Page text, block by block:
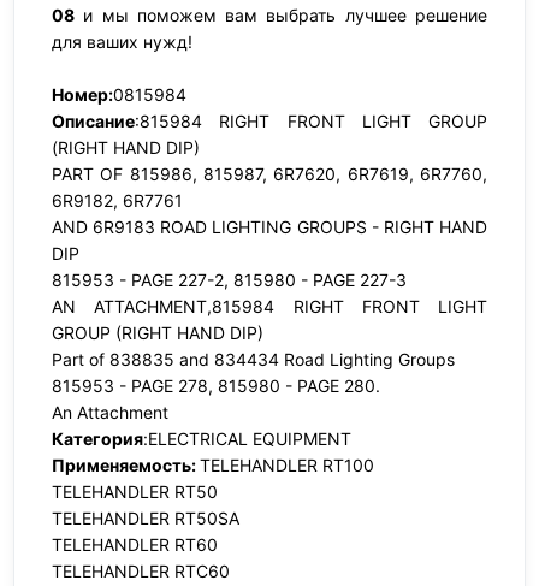
08 и мы поможем вам выбрать лучшее решение
для ваших нужд!
Номер:0815984
Описание:815984 RIGHT FRONT LIGHT GROUP
(RIGHT HAND DIP)
PART OF 815986, 815987, 6R7620, 6R7619, 6R7760,
6R9182, 6R7761
AND 6R9183 ROAD LIGHTING GROUPS - RIGHT HAND
DIP
815953 - PAGE 227-2, 815980 - PAGE 227-3
AN ATTACHMENT,815984 RIGHT FRONT LIGHT
GROUP (RIGHT HAND DIP)
Part of 838835 and 834434 Road Lighting Groups
815953 - PAGE 278, 815980 - PAGE 280.
An Attachment
Категория:ELECTRICAL EQUIPMENT
Применяемость:TELEHANDLER RT100
TELEHANDLER RT50
TELEHANDLER RT50SA
TELEHANDLER RT60
TELEHANDLER RTC60